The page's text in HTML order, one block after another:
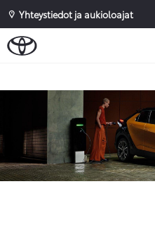
Yhteystiedot ja aukioloajat